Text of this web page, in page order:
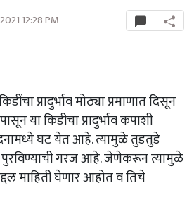
12:28 PM
प्रादुर्भाव मोठ्या प्रमाणात दिसून
या किडीचा प्रादुर्भाव कपाशी
घट येत आहे. त्यामुळे तुडतुडे
पुरविण्याची गरज आहे. जेणेकरून त्यामुळे
माहिती घेणार आहोत व तिचे